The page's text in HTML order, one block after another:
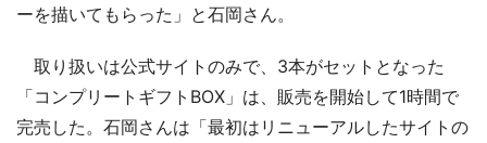
ーを描いてもらった」と石岡さん。
取り扱いは公式サイトのみで、3本がセットとなった
「コンプリートギフトBOX」は、販売を開始して1時間で
完売した。石岡さんは「最初はリニューアルしたサイトの